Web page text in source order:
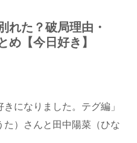
れた？破局理由・
め【今日好き】
になりました。テグ編」
）さんと田中陽菜（ひな